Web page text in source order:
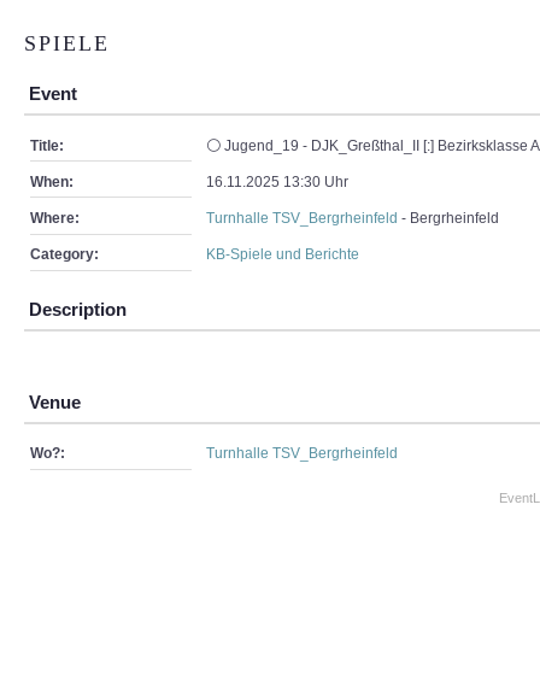
SPIELE
Event
Title: ⚪ Jugend_19 - DJK_Greßthal_II [:] Bezirksklasse
When: 16.11.2025 13:30 Uhr
Where: Turnhalle TSV_Bergrheinfeld - Bergrheinfeld
Category: KB-Spiele und Berichte
Description
Venue
Wo?: Turnhalle TSV_Bergrheinfeld